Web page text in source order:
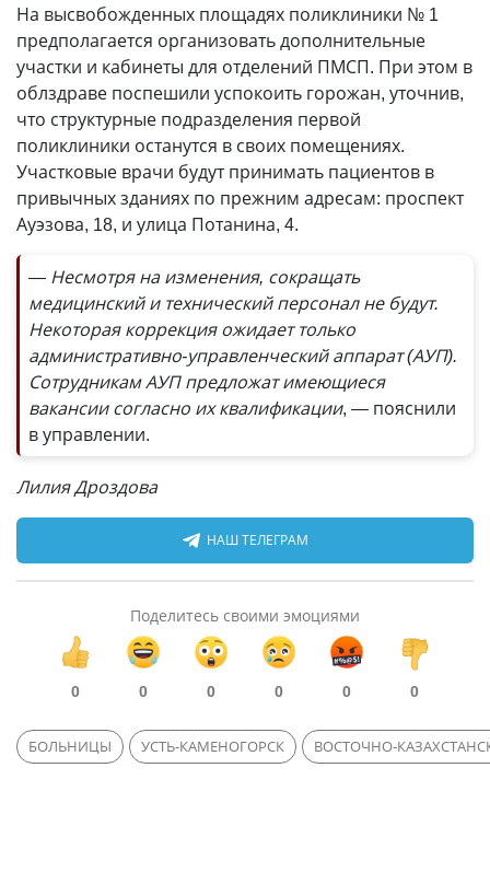
На высвобожденных площадях поликлиники № 1
предполагается организовать дополнительные
участки и кабинеты для отделений ПМСП. При этом в
облздраве поспешили успокоить горожан, уточнив,
что структурные подразделения первой
поликлиники останутся в своих помещениях.
Участковые врачи будут принимать пациентов в
привычных зданиях по прежним адресам: проспект
Ауэзова, 18, и улица Потанина, 4.
— Несмотря на изменения, сокращать
медицинский и технический персонал не будут.
Некоторая коррекция ожидает только
административно-управленческий аппарат (АУП).
Сотрудникам АУП предложат имеющиеся
вакансии согласно их квалификации, — пояснили
в управлении.
Лилия Дроздова
НАШ ТЕЛЕГРАМ
Поделитесь своими эмоциями
0 0 0 0 0 0
БОЛЬНИЦЫ УСТЬ-КАМЕНОГОРСК ВОСТОЧНО-